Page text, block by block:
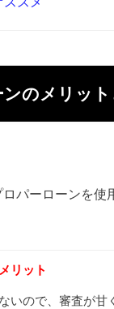
のメリット
パーローンを使
リット
いので、審査が甘